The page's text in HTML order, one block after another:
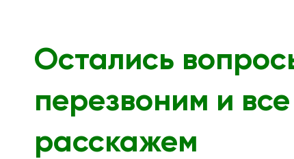
Остались
перезвоним и все
расскажем